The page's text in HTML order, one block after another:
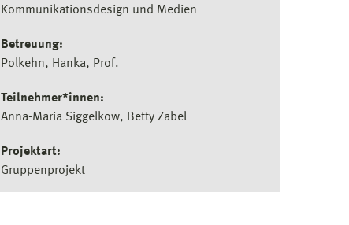
Kommunikationsdesign und Medien
Betreuung:
Polkehn, Hanka, Prof.
Teilnehmer*innen:
Anna-Maria Siggelkow, Betty Zabel
Projektart:
Gruppenprojekt